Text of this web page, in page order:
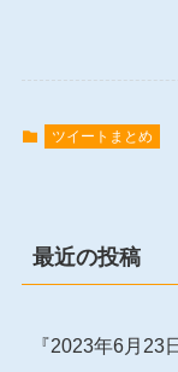
ツイートまとめ
最近の投稿
『2023年6月23